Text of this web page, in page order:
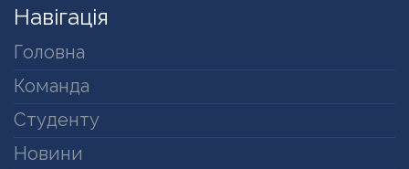
Навігація
Головна
Команда
Студенту
Новини